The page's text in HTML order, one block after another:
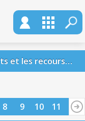
Généralités sur les abus de droits et les recours possibles
8 9 10 11
12